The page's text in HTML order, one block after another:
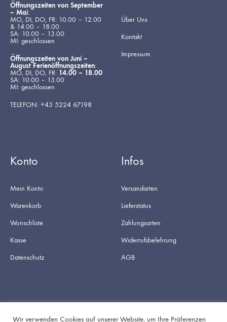
Öffnungszeiten von September
– Mai:
MO, DI, DO, FR: 10.00 – 12.00
& 14.00 – 18.00
SA: 10.00 – 13.00
MI: geschlossen
Öffnungszeiten von Juni –
August Ferienöffnungszeiten:
MO, DI, DO, FR: 14.00 – 18.00
SA: 10.00 – 13.00
MI: geschlossen
TELEFON: +43 5224 67198
Über Uns
Kontakt
Impressum
Konto
Mein Konto
Warenkorb
Wunschliste
Kasse
Datenschutz
Infos
Versandarten
Lieferstatus
Zahlungsarten
Widerrufsbelehrung
AGB
Wir verwenden Cookies auf unserer Website, um Ihre Präferenzen